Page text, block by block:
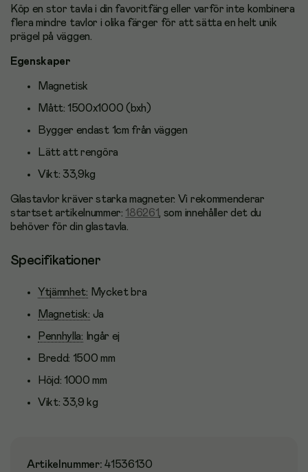
Köp en stor tavla i din favoritfärg eller varför inte kombinera
flera mindre tavlor i olika färger för att sätta en helt unik
prägel på väggen.
Egenskaper
Magnetisk
Mått: 1500x1000 (bxh)
Bygger endast 1cm från väggen
Lätt att rengöra
Vikt: 33,9kg
Glastavlor kräver starka magneter. Vi rekommenderar
startset artikelnummer: 186261, som innehåller det du
behöver för din glastavla.
Specifikationer
Ytjämnhet: Mycket bra
Magnetisk: Ja
Pennhylla: Ingår ej
Bredd: 1500 mm
Höjd: 1000 mm
Vikt: 33,9 kg
Artikelnummer: 41536130